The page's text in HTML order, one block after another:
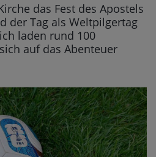
das Fest des Apostels
der Tag als Weltpilgertag
laden rund 100
auf das Abenteuer